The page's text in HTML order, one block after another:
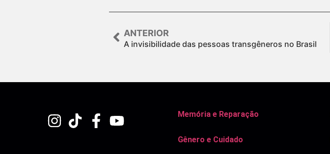
ANTERIOR
A invisibilidade das pessoas transgêneros no Brasil
Memória e Reparação
Gênero e Cuidado